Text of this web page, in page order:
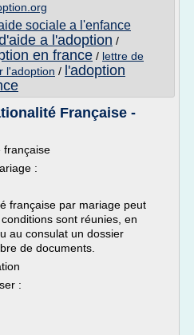
sociale a l'enfance
a l'adoption /
en france / lettre de
l'adoption / l'adoption
Française -
française
:
française par mariage peut
sont réunies, en
au consulat un dossier
de documents.
: